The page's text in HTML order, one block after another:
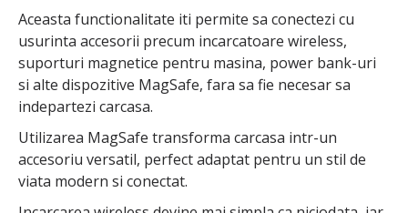
Aceasta functionalitate iti permite sa conectezi cu
usurinta accesorii precum incarcatoare wireless,
suporturi magnetice pentru masina, power bank-uri
si alte dispozitive MagSafe, fara sa fie necesar sa
indepartezi carcasa.
Utilizarea MagSafe transforma carcasa intr-un
accesoriu versatil, perfect adaptat pentru un stil de
viata modern si conectat.